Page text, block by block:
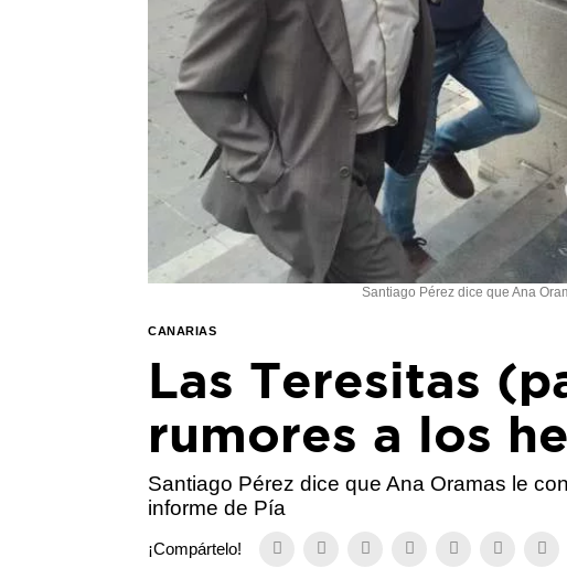
Santiago Pérez dice que Ana
CANARIAS
Las Teresitas
rumores a los
Santiago Pérez dice que Ana Oramas le
informe de Pía
¡Compártelo!